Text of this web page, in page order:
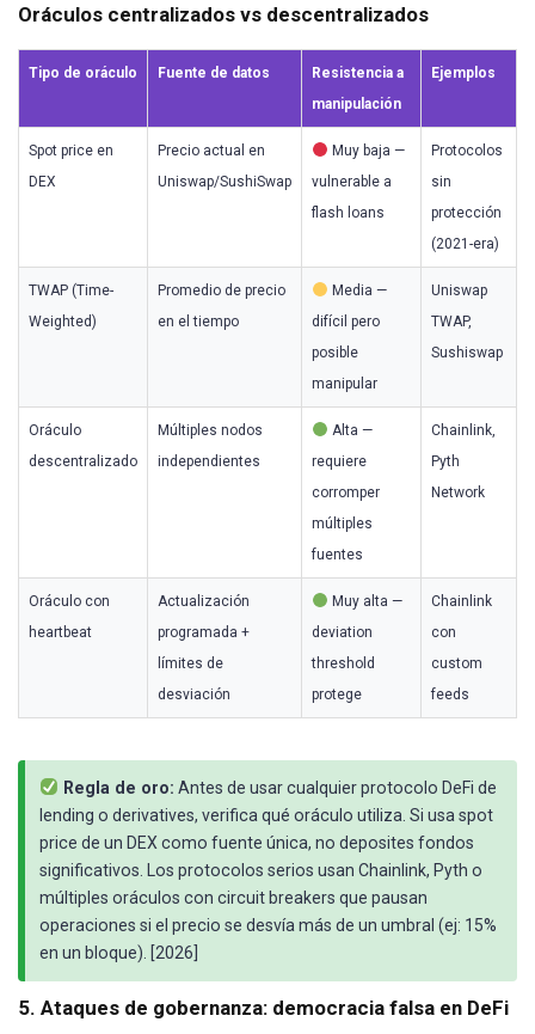
Oráculos centralizados vs descentralizados
Tipo de oráculo Fuente de datos
Resistencia a
manipulación
Ejemplos
Spot price en
DEX
Precio actual en
Uniswap/SushiSwap
Muy baja —
vulnerable a
flash loans
Protocolos
sin
protección
(2021-era)
TWAP (Time-
Weighted)
Promedio de precio
en el tiempo
Media —
difícil pero
posible
manipular
Uniswap
TWAP,
Sushiswap
Oráculo
descentralizado
Múltiples nodos
independientes
Alta —
requiere
corromper
múltiples
fuentes
Chainlink,
Pyth
Network
Oráculo con
heartbeat
Actualización
programada +
límites de
desviación
Muy alta —
deviation
threshold
protege
Chainlink
con
custom
feeds
Regla de oro: Antes de usar cualquier protocolo DeFi de
lending o derivatives, verifica qué oráculo utiliza. Si usa spot
price de un DEX como fuente única, no deposites fondos
significativos. Los protocolos serios usan Chainlink, Pyth o
múltiples oráculos con circuit breakers que pausan
operaciones si el precio se desvía más de un umbral (ej: 15%
en un bloque). [2026]
5. Ataques de gobernanza: democracia falsa en DeFi